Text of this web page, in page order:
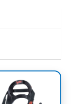
product
heeft